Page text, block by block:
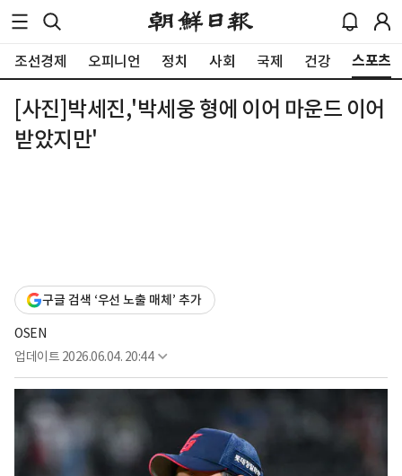
조선경제 오피니언 정치 사회 국제 건강 스포츠
[사진]박세진,'박세웅 형에 이어 마운드 이어
받았지만'
구글 검색 ‘우선 노출 매체’ 추가
OSEN
업데이트 2026.06.04. 20:44